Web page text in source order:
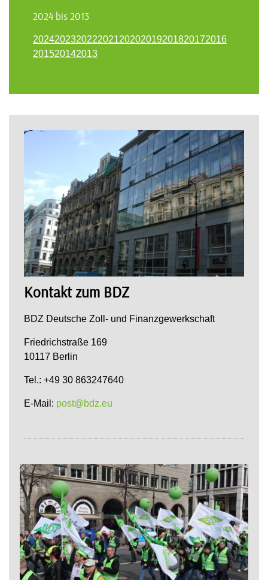
2024 bis 2013
202420232022202120202019201820172016
201520142013
Kontakt zum BDZ
BDZ Deutsche Zoll- und Finanzgewerkschaft
Friedrichstraße 169
10117 Berlin
Tel.: +49 30 863247640
E-Mail: post@bdz.eu